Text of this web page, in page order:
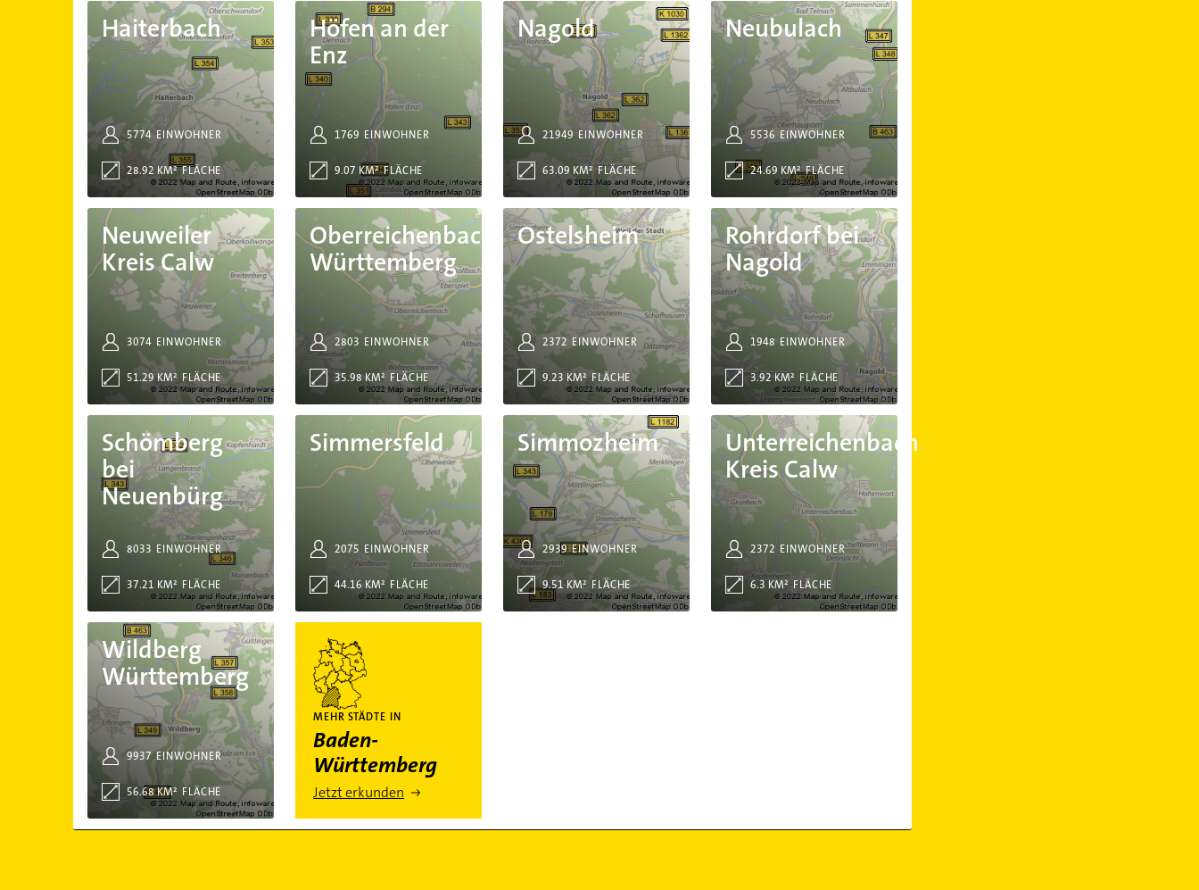
Haiterbach
EINWOHNER
5774
FLÄCHE
28.92 KM²
Haiterbach
Höfen an der
Enz
EINWOHNER
1769
FLÄCHE
9.07 KM²
Höfen an der Enz
Nagold
EINWOHNER
21949
FLÄCHE
63.09 KM²
Nagold
Neubulach
EINWOHNER
5536
FLÄCHE
24.69 KM²
Neubulach
Neuweiler
Kreis Calw
EINWOHNER
3074
FLÄCHE
51.29 KM²
Neuweiler Kreis Calw
Oberreichenbach
Württemberg
EINWOHNER
2803
FLÄCHE
35.98 KM²
Oberreichenbach Württemberg
Ostelsheim
EINWOHNER
2372
FLÄCHE
9.23 KM²
Ostelsheim
Rohrdorf bei
Nagold
EINWOHNER
1948
FLÄCHE
3.92 KM²
Rohrdorf bei Nagold
Schömberg
bei
Neuenbürg
EINWOHNER
8033
FLÄCHE
37.21 KM²
Schömberg bei Neuenbürg
Simmersfeld
EINWOHNER
2075
FLÄCHE
44.16 KM²
Simmersfeld
Simmozheim
EINWOHNER
2939
FLÄCHE
9.51 KM²
Simmozheim
Unterreichenbach
Kreis Calw
EINWOHNER
2372
FLÄCHE
6.3 KM²
Unterreichenbach Kreis Calw
Wildberg
Württemberg
EINWOHNER
9937
FLÄCHE
56.68 KM²
Wildberg Württemberg
MEHR STÄDTE IN
Baden-
Württemberg
Jetzt erkunden